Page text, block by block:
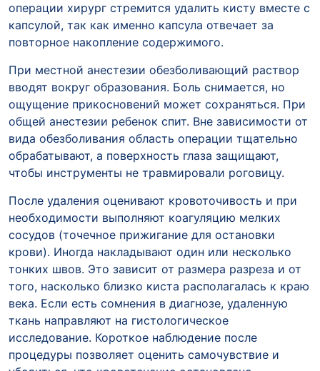
операции хирург стремится удалить кисту вместе с
капсулой, так как именно капсула отвечает за
повторное накопление содержимого.
При местной анестезии обезболивающий раствор
вводят вокруг образования. Боль снимается, но
ощущение прикосновений может сохраняться. При
общей анестезии ребенок спит. Вне зависимости от
вида обезболивания область операции тщательно
обрабатывают, а поверхность глаза защищают,
чтобы инструменты не травмировали роговицу.
После удаления оценивают кровоточивость и при
необходимости выполняют коагуляцию мелких
сосудов (точечное прижигание для остановки
крови). Иногда накладывают один или несколько
тонких швов. Это зависит от размера разреза и от
того, насколько близко киста располагалась к краю
века. Если есть сомнения в диагнозе, удаленную
ткань направляют на гистологическое
исследование. Короткое наблюдение после
процедуры позволяет оценить самочувствие и